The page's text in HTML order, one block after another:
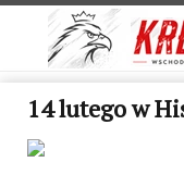
14 lutego w